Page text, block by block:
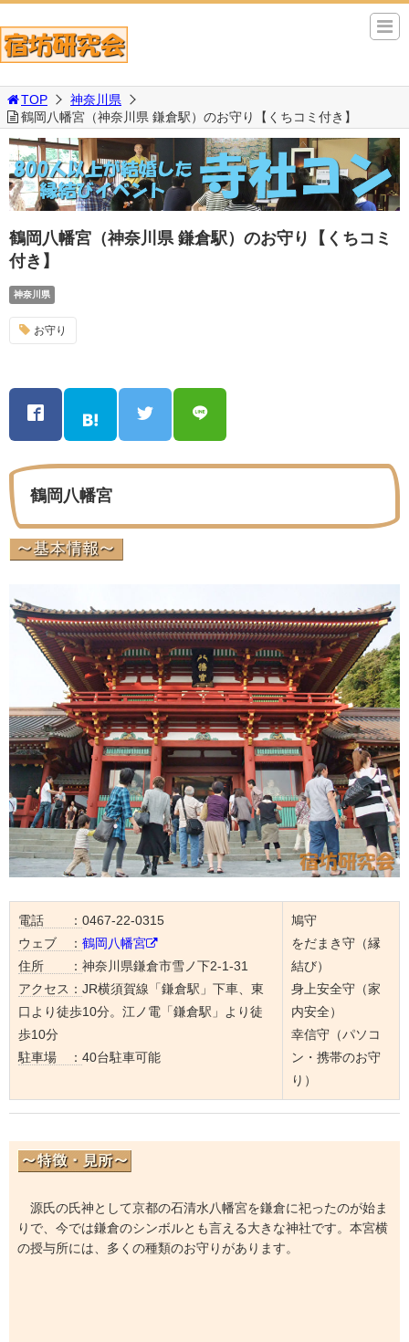
TOP
神奈川県
鶴岡八幡宮（神奈川県 鎌倉駅）のお守り【くちコミ付き】
鶴岡八幡宮（神奈川県 鎌倉駅）のお守り【くちコミ
付き】
神奈川県
お守り
鶴岡八幡宮
電話 ： 0467-22-0315
ウェブ ： 鶴岡八幡宮
住所 ： 神奈川県鎌倉市雪ノ下2-1-31
アクセス： JR横須賀線「鎌倉駅」下車、東
口より徒歩10分。江ノ電「鎌倉駅」より徒
歩10分
駐車場 ： 40台駐車可能
鳩守
をだまき守（縁
結び）
身上安全守（家
内安全）
幸信守（パソコ
ン・携帯のお守
り）
源氏の氏神として京都の石清水八幡宮を鎌倉に祀ったのが始ま
りで、今では鎌倉のシンボルとも言える大きな神社です。本宮横
の授与所には、多くの種類のお守りがあります。